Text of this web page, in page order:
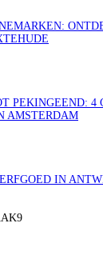
PEKINGEEND: 4
AMSTERDAM
IN